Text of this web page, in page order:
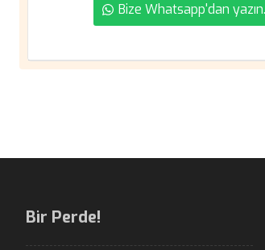
Bize Whatsapp'dan
Bir Perde!